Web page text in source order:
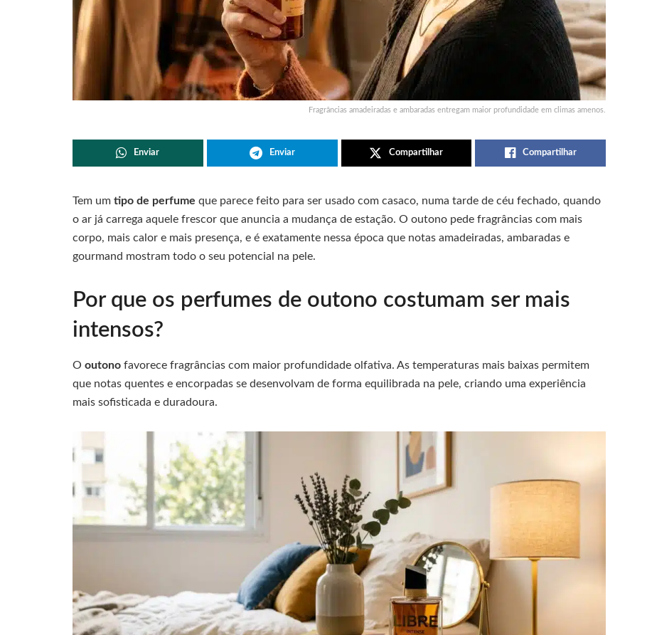
Fragrâncias amadeiradas e ambaradas entregam maior profundidade em climas amenos.
Enviar Enviar Compartilhar Compartilhar
Tem um tipo de perfume que parece feito para ser usado com casaco, numa tarde de céu fechado, quando
o ar já carrega aquele frescor que anuncia a mudança de estação. O outono pede fragrâncias com mais
corpo, mais calor e mais presença, e é exatamente nessa época que notas amadeiradas, ambaradas e
gourmand mostram todo o seu potencial na pele.
Por que os perfumes de outono costumam ser mais
intensos?
O outono favorece fragrâncias com maior profundidade olfativa. As temperaturas mais baixas permitem
que notas quentes e encorpadas se desenvolvam de forma equilibrada na pele, criando uma experiência
mais sofisticada e duradoura.